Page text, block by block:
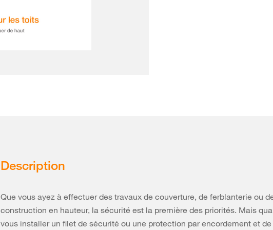
Description
Que vous ayez à effectuer des travaux de couverture, de ferblanterie ou
construction en hauteur, la sécurité est la première des priorités. Mais
vous installer un filet de sécurité ou une protection par encordement et